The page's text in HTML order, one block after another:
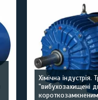
Хімічна індустрія.
"вибухозахищені